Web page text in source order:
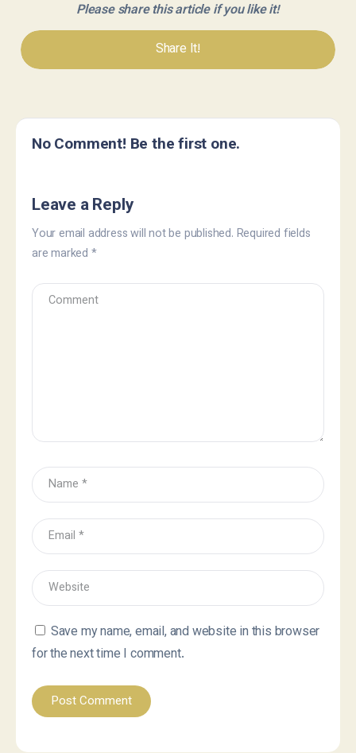
Please share this article if you like it!
Share It!
No Comment! Be the first one.
Leave a Reply
Your email address will not be published. Required fields
are marked *
Save my name, email, and website in this browser
for the next time I comment.